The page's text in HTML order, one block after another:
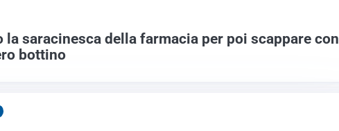
la saracinesca della farmacia per poi scappare con
bottino